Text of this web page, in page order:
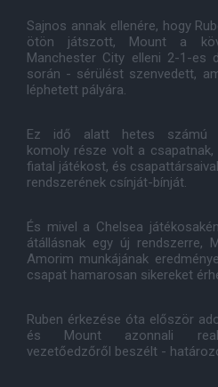
Sajnos annak ellenére, hogy
ötön játszott, Mount a
Manchester City elleni 2-1-es
során - sérülést szenvedett,
léphetett pályára.
Ez idő alatt hetes számú
komoly része volt a
fiatal játékost, és
rendszerének csínját-bínját.
És mivel a Chelsea
átállásnak egy új rendszerre,
Amorim munkájának
csapat hamarosan sikereket
Ruben érkezése óta először
és Mount azonnali
vezetőedzőről beszélt -